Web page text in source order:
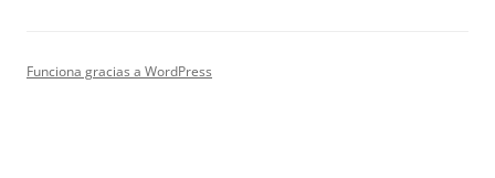
Funciona gracias a WordPress